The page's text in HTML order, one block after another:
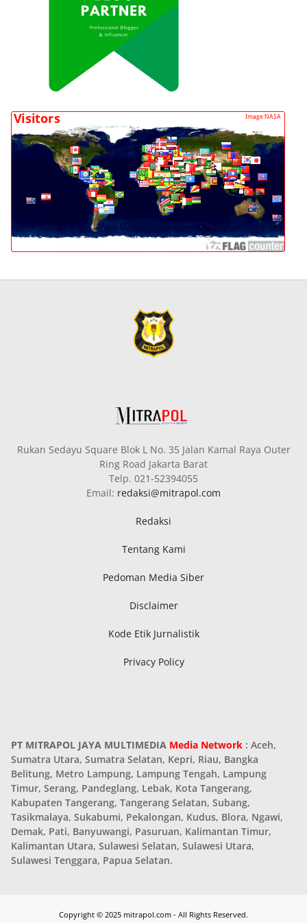
Rukan Sedayu Square Blok L No. 35 Jalan Kamal Raya Outer
Ring Road Jakarta Barat
Telp. 021-52394055
Email: redaksi@mitrapol.com
Redaksi
Tentang Kami
Pedoman Media Siber
Disclaimer
Kode Etik Jurnalistik
Privacy Policy
PT MITRAPOL JAYA MULTIMEDIA Media Network : Aceh,
Sumatra Utara, Sumatra Selatan, Kepri, Riau, Bangka
Belitung, Metro Lampung, Lampung Tengah, Lampung
Timur, Serang, Pandeglang, Lebak, Kota Tangerang,
Kabupaten Tangerang, Tangerang Selatan, Subang,
Tasikmalaya, Sukabumi, Pekalongan, Kudus, Blora, Ngawi,
Demak, Pati, Banyuwangi, Pasuruan, Kalimantan Timur,
Kalimantan Utara, Sulawesi Selatan, Sulawesi Utara,
Sulawesi Tenggara, Papua Selatan.
Copyright © 2025 mitrapol.com - All Rights Reserved.